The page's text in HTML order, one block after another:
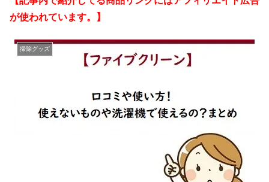
が使われています。】
掃除グッズ